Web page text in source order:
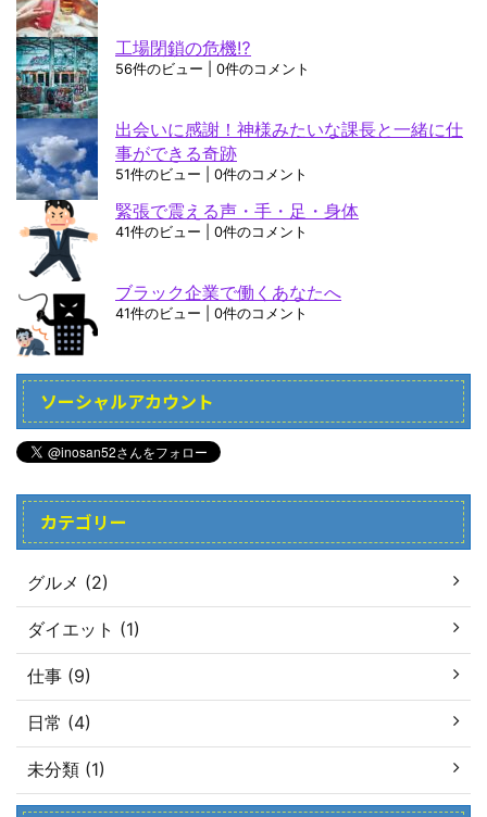
工場閉鎖の危機⁉
56件のビュー 0件のコメント
出会いに感謝！神様みたいな課長と一緒に仕
事ができる奇跡
51件のビュー 0件のコメント
緊張で震える声・手・足・身体
41件のビュー 0件のコメント
ブラック企業で働くあなたへ
41件のビュー 0件のコメント
ソーシャルアカウント
カテゴリー
グルメ (2)
ダイエット (1)
仕事 (9)
日常 (4)
未分類 (1)